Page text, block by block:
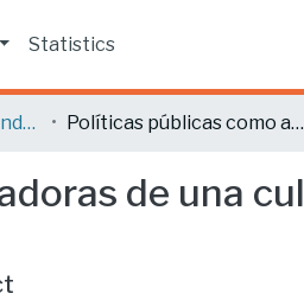
Statistics
Artículos en revistas indexadas Políticas públicas como articuladoras de una cultura de paz en Ecuador y rehabilitación social
de una